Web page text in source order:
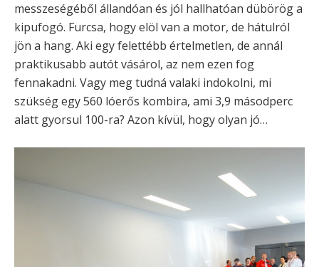
messzeségéből állandóan és jól hallhatóan dübörög a
kipufogó. Furcsa, hogy elöl van a motor, de hátulról
jön a hang. Aki egy felettébb értelmetlen, de annál
praktikusabb autót vásárol, az nem ezen fog
fennakadni. Vagy meg tudná valaki indokolni, mi
szükség egy 560 lóerős kombira, ami 3,9 másodperc
alatt gyorsul 100-ra? Azon kívül, hogy olyan jó…